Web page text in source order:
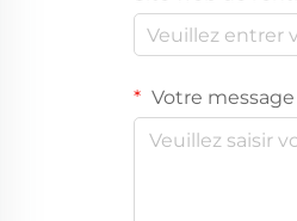
Votre message